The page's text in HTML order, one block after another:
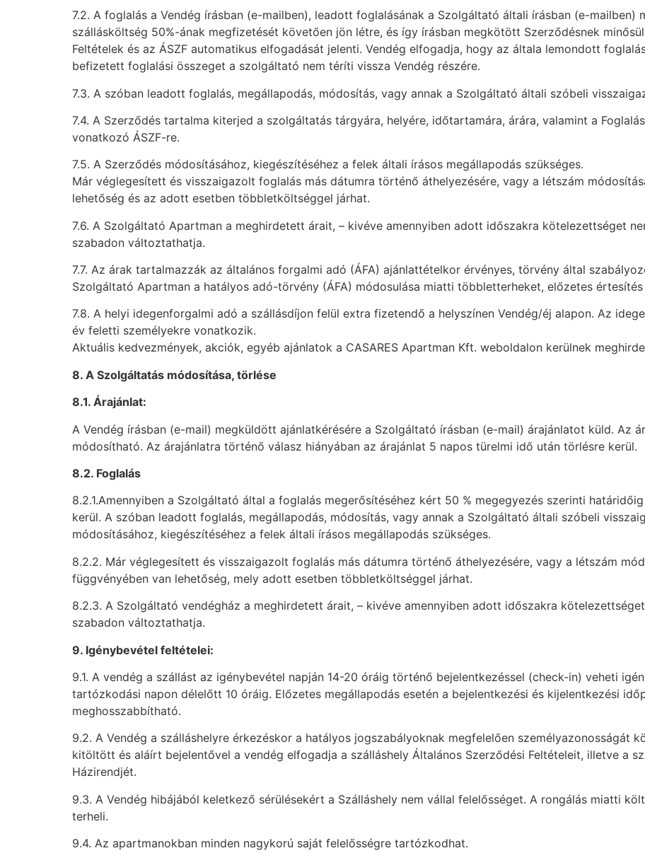
7.2. A foglalás a Vendég írásban (e-mailben), leadott foglalásának a Szolgáltató általi írásban (e-mailben)
szállásköltség 50%-ának megfizetését követően jön létre, és így írásban megkötött Szerződésnek
Feltételek és az ÁSZF automatikus elfogadását jelenti. Vendég elfogadja, hogy az általa lemondott
befizetett foglalási összeget a szolgáltató nem téríti vissza Vendég részére.
7.3. A szóban leadott foglalás, megállapodás, módosítás, vagy annak a Szolgáltató általi szóbeli
7.4. A Szerződés tartalma kiterjed a szolgáltatás tárgyára, helyére, időtartamára, árára, valamint a
vonatkozó ÁSZF-re.
7.5. A Szerződés módosításához, kiegészítéséhez a felek általi írásos megállapodás szükséges.
Már véglegesített és visszaigazolt foglalás más dátumra történő áthelyezésére, vagy a létszám
lehetőség és az adott esetben többletköltséggel járhat.
7.6. A Szolgáltató Apartman a meghirdetett árait, – kivéve amennyiben adott időszakra kötelezettséget
szabadon változtathatja.
7.7. Az árak tartalmazzák az általános forgalmi adó (ÁFA) ajánlattételkor érvényes, törvény által
Szolgáltató Apartman a hatályos adó-törvény (ÁFA) módosulása miatti többletterheket, előzetes
7.8. A helyi idegenforgalmi adó a szállásdíjon felül extra fizetendő a helyszínen Vendég/éj alapon. Az
év feletti személyekre vonatkozik.
Aktuális kedvezmények, akciók, egyéb ajánlatok a CASARES Apartman Kft. weboldalon kerülnek
8. A Szolgáltatás módosítása, törlése
8.1. Árajánlat:
A Vendég írásban (e-mail) megküldött ajánlatkérésére a Szolgáltató írásban (e-mail) árajánlatot küld. Az
módosítható. Az árajánlatra történő válasz hiányában az árajánlat 5 napos türelmi idő után törlésre kerül.
8.2. Foglalás
8.2.1.Amennyiben a Szolgáltató által a foglalás megerősítéséhez kért 50 % megegyezés szerinti
kerül. A szóban leadott foglalás, megállapodás, módosítás, vagy annak a Szolgáltató általi szóbeli
módosításához, kiegészítéséhez a felek általi írásos megállapodás szükséges.
8.2.2. Már véglegesített és visszaigazolt foglalás más dátumra történő áthelyezésére, vagy a létszám
függvényében van lehetőség, mely adott esetben többletköltséggel járhat.
8.2.3. A Szolgáltató vendégház a meghirdetett árait, – kivéve amennyiben adott időszakra
szabadon változtathatja.
9. Igénybevétel feltételei:
9.1. A vendég a szállást az igénybevétel napján 14-20 óráig történő bejelentkezéssel (check-in) veheti
tartózkodási napon délelőtt 10 óráig. Előzetes megállapodás esetén a bejelentkezési és kijelentkezési
meghosszabbítható.
9.2. A Vendég a szálláshelyre érkezéskor a hatályos jogszabályoknak megfelelően személyazonosságát
kitöltött és aláírt bejelentővel a vendég elfogadja a szálláshely Általános Szerződési Feltételeit, illetve a
Házirendjét.
9.3. A Vendég hibájából keletkező sérülésekért a Szálláshely nem vállal felelősséget. A rongálás miatti
terheli.
9.4. Az apartmanokban minden nagykorú saját felelősségre tartózkodhat.